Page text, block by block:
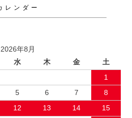
レンダー
2026年8月
水 木 金
土
1
5 6 7
8
12 13 14
15